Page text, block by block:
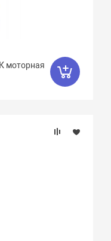
л.с.
моторная